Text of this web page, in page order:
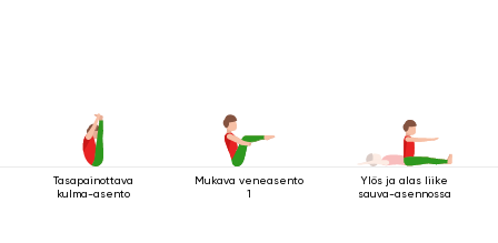
Tasapainottava
kulma-asento
Mukava veneasento
1
Ylös ja alas liike
sauva-asennossa